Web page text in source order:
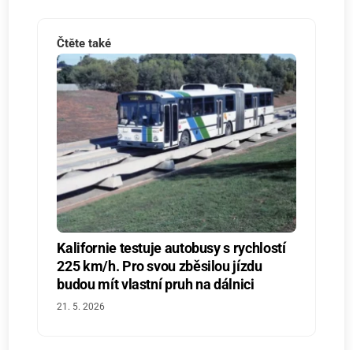
Čtěte také
Kalifornie testuje autobusy s rychlostí
225 km/h. Pro svou zběsilou jízdu
budou mít vlastní pruh na dálnici
21. 5. 2026